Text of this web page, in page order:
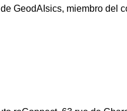
GeodAIsics, miembro del